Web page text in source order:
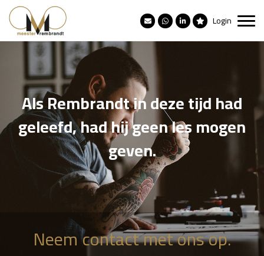
Login
Als Rembrandt in deze tijd had
geleefd, had hij geen les mogen
geven.
Neem contact met ons op.